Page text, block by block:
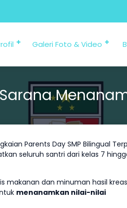
Galeri Foto & Video
Parents Day SMP Bilingual
seluruh santri dari kelas 7
makanan dan minuman hasil
menanamkan nilai-nilai